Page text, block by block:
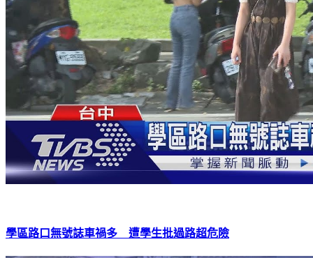
學區路口無號誌車禍多 遭學生批過路超危險